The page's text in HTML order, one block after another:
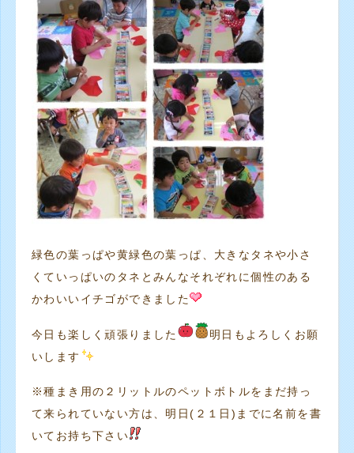
緑色の葉っぱや黄緑色の葉っぱ、大きなタネや小さ
くていっぱいのタネとみんなそれぞれに個性のある
かわいいイチゴができました
今日も楽しく頑張りました
明日もよろしくお願
いします
※種まき用の２リットルのペットボトルをまだ持っ
て来られていない方は、明日(２１日)までに名前を書
いてお持ち下さい